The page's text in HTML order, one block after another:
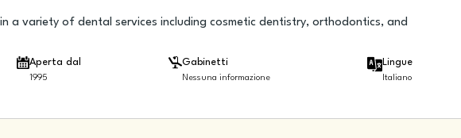
a variety of dental services including cosmetic dentistry, orthodontics, and
Aperta dal
1995
Gabinetti
Nessuna informazione
Lingue
Italiano